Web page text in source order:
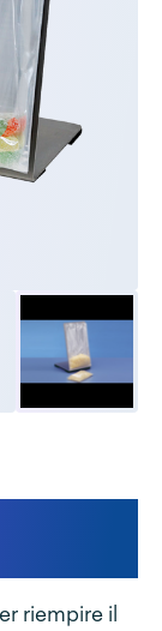
riempire il